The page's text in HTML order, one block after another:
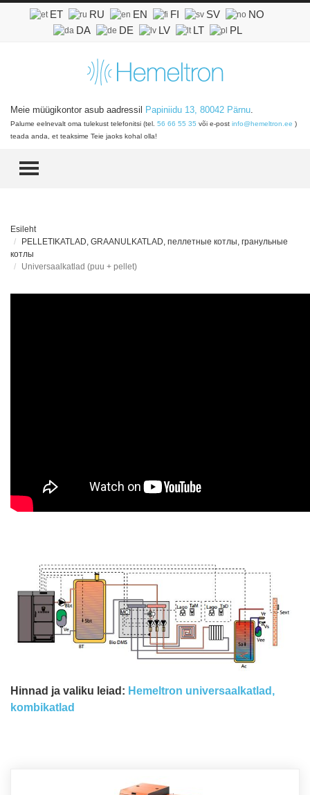
ET RU EN FI SV
NO
DA
DE LV LT PL
Meie müügikontor asub aadressil Papiniidu 13, 80042 Pärnu.
Palume eelnevalt oma tulekust telefonitsi (tel. 56 66 55 35 või e-post info@hemeltron.ee )
teada anda, et teaksime Teie jaoks kohal olla!
TOGGLE MENU
Esileht
PELLETIKATLAD, GRAANULKATLAD, пеллетные котлы, гранульные
котлы
Universaalkatlad (puu + pellet)
Hinnad ja valiku leiad: Hemeltron universaalkatlad,
kombikatlad